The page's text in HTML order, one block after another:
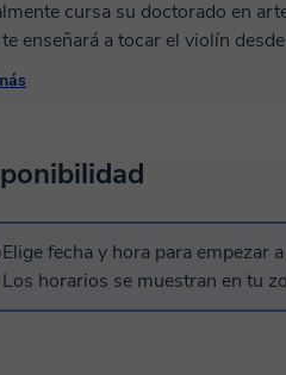
cursa su doctorado en
enseñará a tocar el violín
o conciertos. También
Elige fecha y hora para empezar
Los horarios se muestran en tu